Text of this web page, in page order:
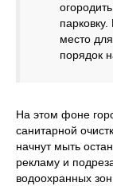
место
порядок
На этом фоне
санитарной
начнут мыть
рекламу и
водоохранных